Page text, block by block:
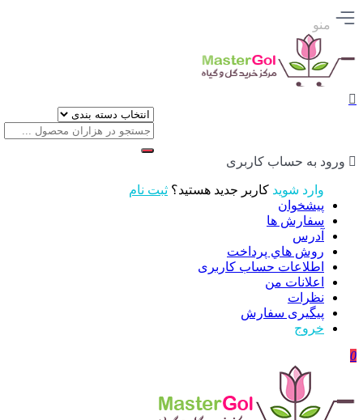
منو
ورود به حساب کاربری
وارد شوید کاربر جدید هستید؟ ثبت نام
پیشخوان
سفارش ها
آدرس
روش هاي پرداخت
اطلاعات حساب كاربری
اعلانات من
نظرات
پیگیری سفارش
خروج
0